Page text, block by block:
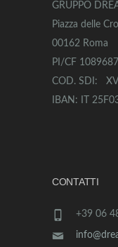
GRUPPO
Piazza delle
00162 Roma
PI/CF
COD. SDI:
IBAN: IT
CONTATTI
+39 06